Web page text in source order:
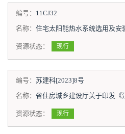
编号： 11CJ32
名称： 住宅太阳能热水系统选用及安
资源状态： 现行
编号： 苏建科[2023]8号
名称： 省住房城乡建设厅关于印发《江苏省太阳能
资源状态： 现行